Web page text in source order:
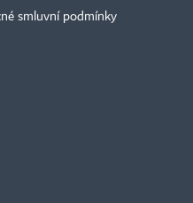
smluvní podmínky